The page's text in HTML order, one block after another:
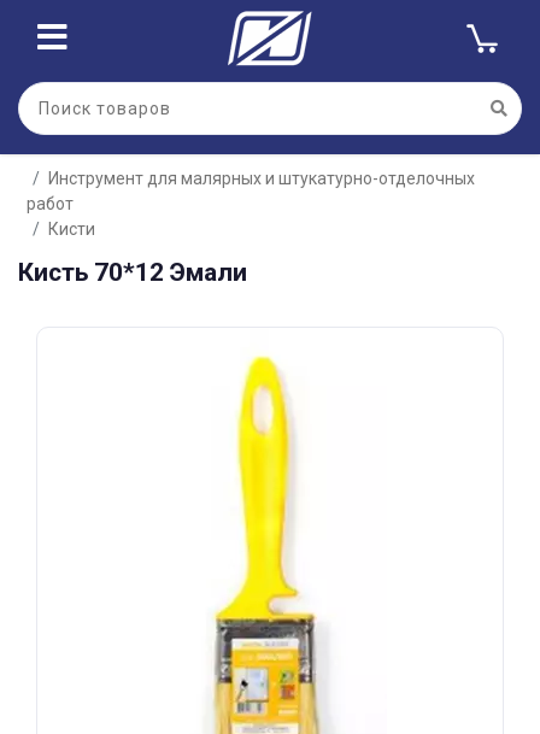
Инструмент для малярных и штукатурно-отделочных
работ
Кисти
Кисть 70*12 Эмали
Для клиентов всех банков
Разбейте
оплату
без переплат
Добавляйте товары
Оплачивайте сегодня только
% картой любого банка